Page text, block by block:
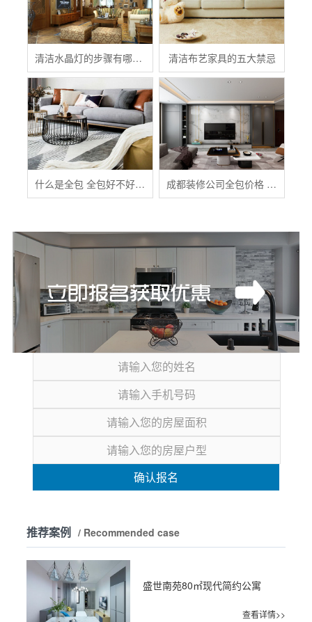
清洁水晶灯的步骤有哪些？ 清洁布艺家具的五大禁忌
什么是全包 全包好不好 全包装修注意事项有哪些 成都装修公司全包价格 成都全包装修多少钱一平
确认报名
推荐案例 / Recommended case
盛世南苑80㎡现代简约公寓
查看详情>>